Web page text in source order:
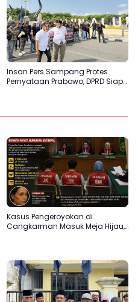
Insan Pers Sampang Protes
Pernyataan Prabowo, DPRD Siap
Kasus Pengeroyokan di
Cangkarman Masuk Meja Hijau,